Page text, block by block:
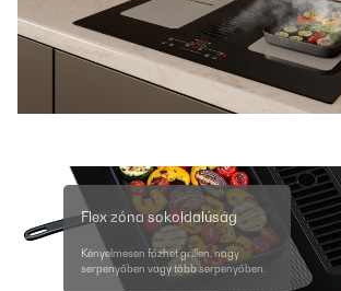
Flex zóna sokoldalúság
Kényelmesen főzhet grillen, nagy
serpenyőben vagy több serpenyőben.